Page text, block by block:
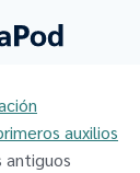
auxilios
antiguos